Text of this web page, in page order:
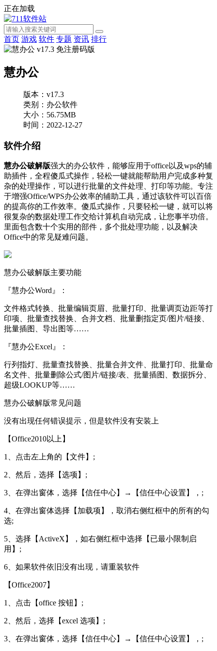
正在加载
首页 游戏 软件 专题 资讯 排行
慧办公
版本：v17.3
类别：办公软件
大小：56.75MB
时间：2022-12-27
软件介绍
慧办公破解版强大的办公软件，能够应用于office以及wps的辅
助插件，全程傻瓜式操作，轻松一键就能帮助用户完成多种复
杂的处理操作，可以进行批量的文件处理、打印等功能。专注
于增强Office/WPS办公效率的辅助工具，通过该软件可以百倍
的提高你的工作效率。傻瓜式操作，只要轻松一键，就可以将
很复杂的数据处理工作交给计算机自动完成，让您事半功倍。
里面包含数十个实用的部件，多个批处理功能，以及解决
Office中的常见疑难问题。
慧办公破解版主要功能
『慧办公Word』：
文件格式转换、批量编辑页眉、批量打印、批量调页边距等打
印项、批量查找替换、合并文档、批量删指定页/图片/链接、
批量插图、导出图等……
『慧办公Excel』：
行列指灯、批量查找替换、批量合并文件、批量打印、批量命
名文件、批量删除公式/图片/链接/表、批量插图、数据拆分、
超级LOOKUP等……
慧办公破解版常见问题
没有出现任何错误提示，但是软件没有安装上
【Office2010以上】
1、点击左上角的【文件】;
2、然后，选择【选项】;
3、在弹出窗体，选择【信任中心】→【信任中心设置】，;
4、在弹出窗体选择【加载项】，取消右侧红框中的所有的勾
选;
5、选择【ActiveX】，如右侧红框中选择【已最小限制启
用】;
6、如果软件依旧没有出现，请重装软件
【Office2007】
1、点击【office 按钮】;
2、然后，选择【excel 选项】;
3、在弹出窗体，选择【信任中心】→【信任中心设置】，;